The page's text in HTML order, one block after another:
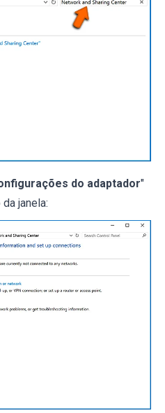
do adaptador"
janela: